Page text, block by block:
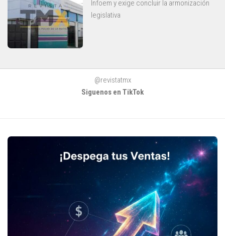
Infoem y exige concluir la armonización
legislativa
@revistatmx
Siguenos en TikTok